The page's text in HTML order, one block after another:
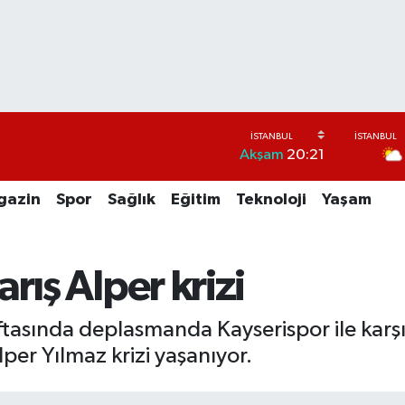
Akşam 20:21
Spor Sağlık Eğitim Teknoloji Yaşam
Alper krizi
deplasmanda Kayserispor ile karşı
Yılmaz krizi yaşanıyor.